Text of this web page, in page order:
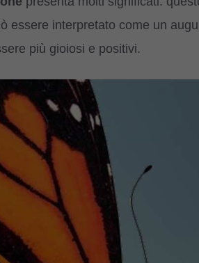
essere interpretato come un
più gioiosi e positivi.